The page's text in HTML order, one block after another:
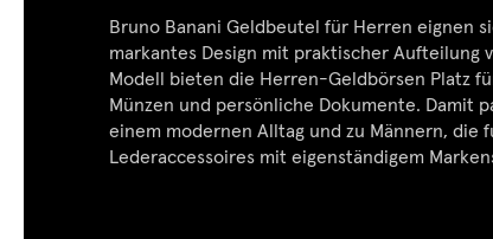
Bruno Banani Geldbeutel für Herren eignen
markantes Design mit praktischer Aufteilung
Modell bieten die Herren-Geldbörsen Platz
Münzen und persönliche Dokumente. Damit
einem modernen Alltag und zu Männern, die
Lederaccessoires mit eigenständigem